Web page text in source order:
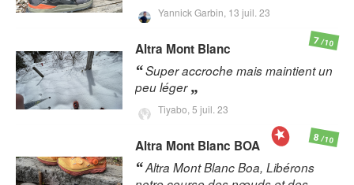
Yannick Garbin, 13 juil. 23
Altra Mont Blanc
Super accroche mais maintient un
peu léger
Tiyabo, 5 juil. 23
7/10
Altra Mont Blanc BOA
Altra Mont Blanc Boa, Libérons
8/10